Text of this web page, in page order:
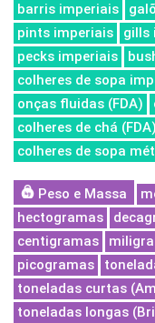
barris imperiais
pints imperiais
gills
pecks imperiais
colheres de sopa
onças fluidas (FDA)
colheres de chá (FDA)
colheres de sopa
Peso e Massa
hectogramas
centigramas
picogramas
toneladas curtas
toneladas longas